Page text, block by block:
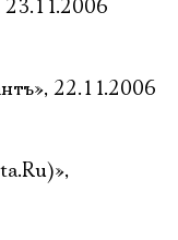
22.11.2006